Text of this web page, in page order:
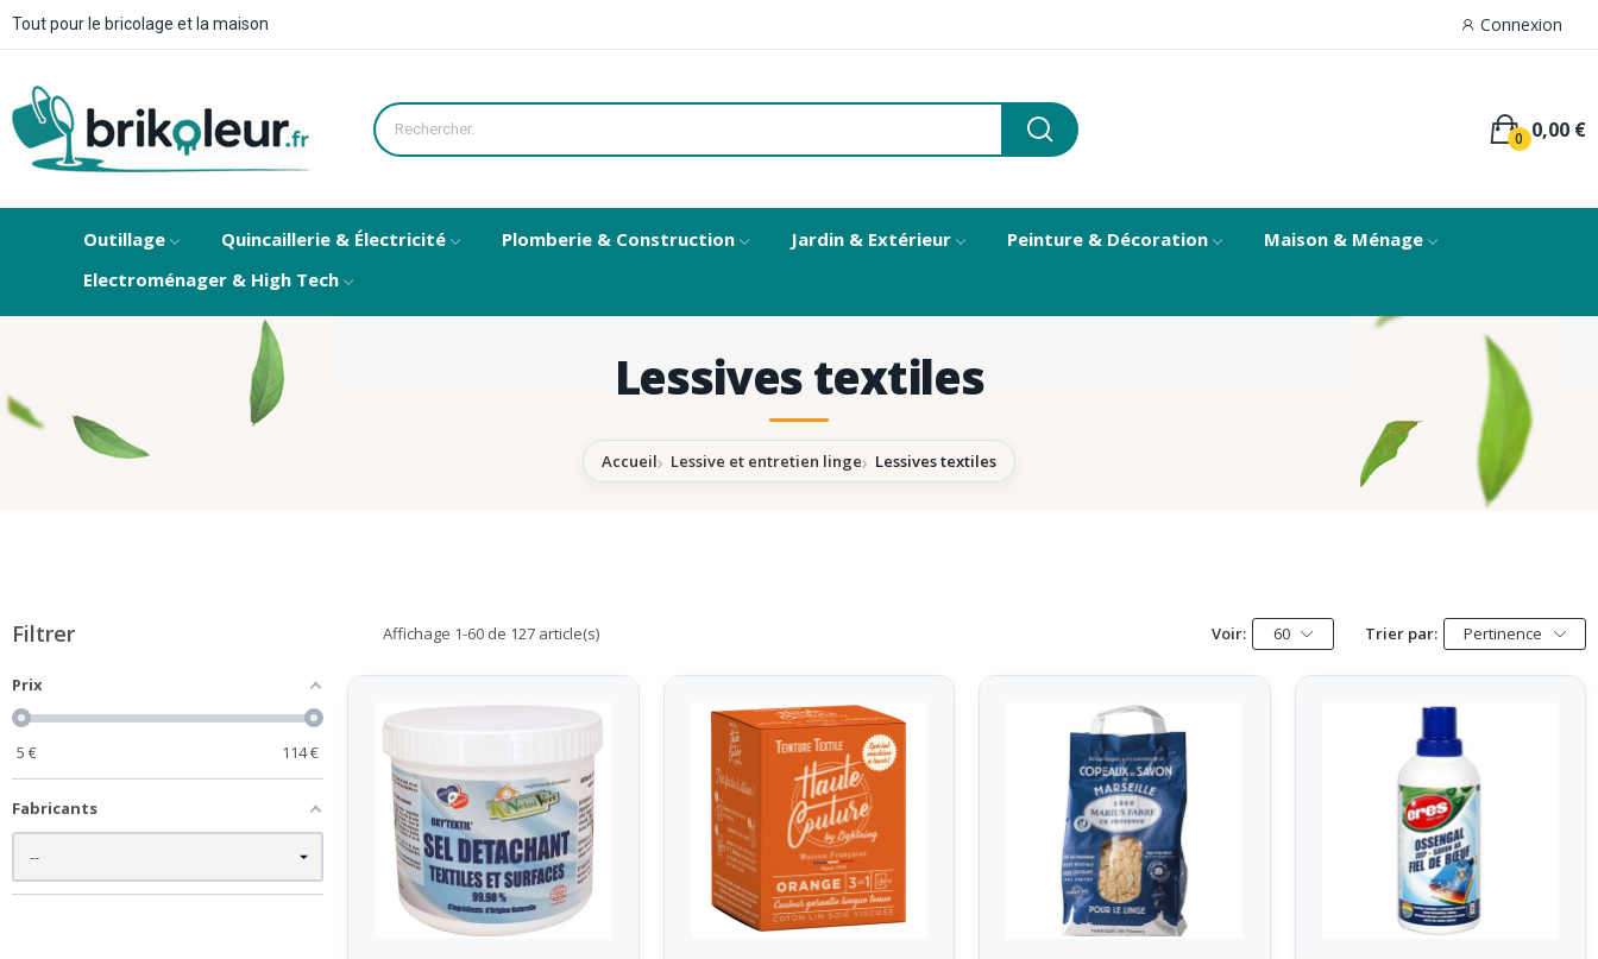
Tout pour le bricolage et la maison Connexion
0,00 €
0
Outillage Quincaillerie & Électricité Plomberie & Construction Jardin & Extérieur Peinture & Décoration
Maison & Ménage
Electroménager & High Tech
Lessives textiles
Accueil Lessive et entretien linge Lessives textiles
Filtrer
Prix
5 € 114€
Fabricants
Affichage 1-60 de 127 article(s) Voir: 60 Trier par: Pertinence